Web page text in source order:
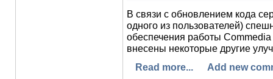
В связи с обновлением кода
одного из пользователей)
обеспечения работы
внесены некоторые другие
Read more...
Add new